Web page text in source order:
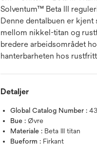
Solventum™ Beta III
Denne dentalbuen er
mellom nikkel-titan og
bredere arbeidsområdet
hanterbarheten hos
Detaljer
Global Catalog Number :
Bue :Øvre
Materiale : Beta III titan
Bueform : Firkant